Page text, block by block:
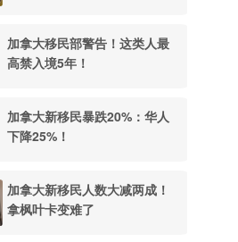
加拿大移民部警告！这类人最
高禁入境5年！
加拿大新移民暴跌20%：华人
下降25%！
加拿大新移民人数大减两成！
拿枫叶卡变难了